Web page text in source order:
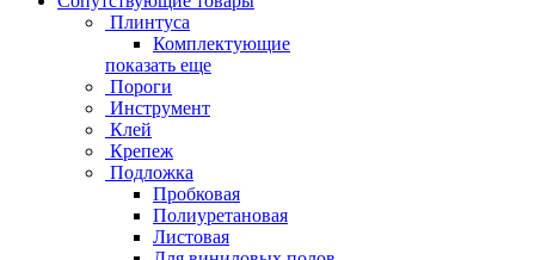
Плинтуса
Комплектующие
показать еще
Пороги
Инструмент
Клей
Крепеж
Подложка
Пробковая
Полиуретановая
Листовая